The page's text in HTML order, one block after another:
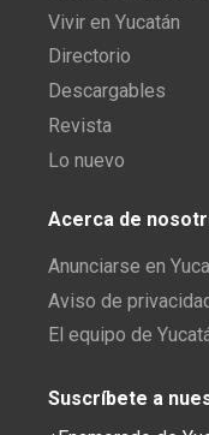
Vivir en Yucatán
Directorio
Descargables
Revista
Lo nuevo
Acerca de
Anunciarse en
Aviso de
El equipo de
Suscríbete a